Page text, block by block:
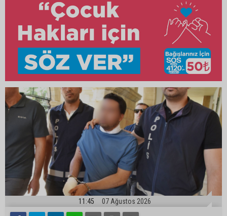
11:45 07 Ağustos 2026